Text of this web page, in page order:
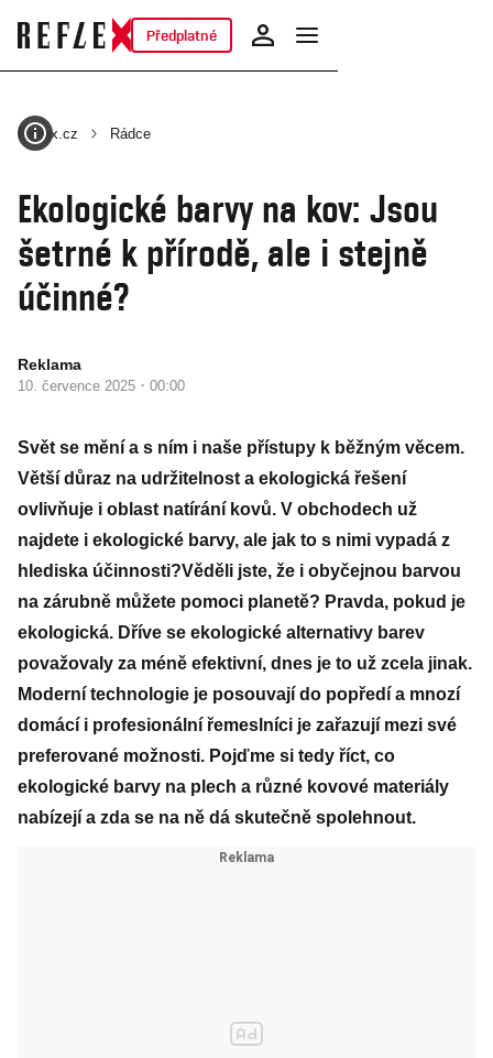
Předplatné
Reflex.cz Rádce
Ekologické barvy na kov: Jsou
šetrné k přírodě, ale i stejně
účinné?
Reklama
10. července 2025 · 00:00
Svět se mění a s ním i naše přístupy k běžným věcem.
Větší důraz na udržitelnost a ekologická řešení
ovlivňuje i oblast natírání kovů. V obchodech už
najdete i ekologické barvy, ale jak to s nimi vypadá z
hlediska účinnosti?Věděli jste, že i obyčejnou barvou
na zárubně můžete pomoci planetě? Pravda, pokud je
ekologická. Dříve se ekologické alternativy barev
považovaly za méně efektivní, dnes je to už zcela jinak.
Moderní technologie je posouvají do popředí a mnozí
domácí i profesionální řemeslníci je zařazují mezi své
preferované možnosti. Pojďme si tedy říct, co
ekologické barvy na plech a různé kovové materiály
nabízejí a zda se na ně dá skutečně spolehnout.